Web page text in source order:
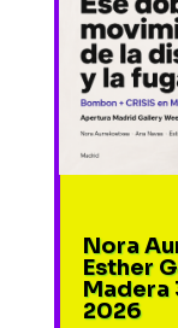
Nora
Esther
Madera
2026